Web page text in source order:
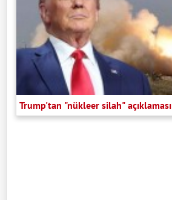
Trump'tan "nükleer silah" açıklaması